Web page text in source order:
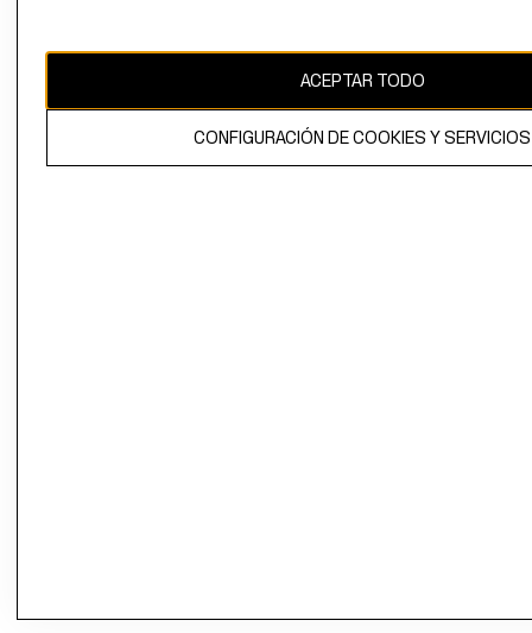
El contenido de esta página web está protegido por copyright y es
propiedad de H&M Hennes & Mauritz AB.ACEPTAR TODO
CONFIGURACIÓN DE COOKIES Y SERVICIOS